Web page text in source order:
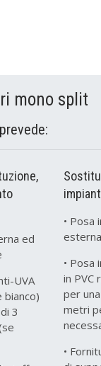
mono split
ed
UVA
bianco)
3
• Posa
• Posa
in PVC
per
metri
•